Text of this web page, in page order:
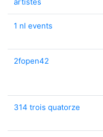
1 nl events
2fopen42
314 trois quatorze